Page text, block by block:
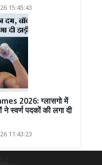
15:45:43
2026: ग्लासगो में
स्वर्ण पदकों की लगा दी
11:43:23